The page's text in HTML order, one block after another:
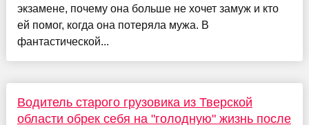
экзамене, почему она больше не хочет замуж и кто
ей помог, когда она потеряла мужа. В
фантастической...
Водитель старого грузовика из Тверской
области обрек себя на "голодную" жизнь после